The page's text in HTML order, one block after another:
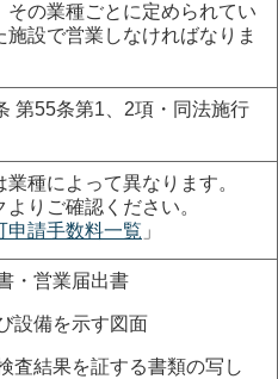
その業種ごとに定められてい
施設で営業しなければなりま
第55条第1、2項・同法施行
種によって異なります。
りご確認ください。
申請手数料一覧 」
・営業届出書
設備を示す図面
査結果を証する書類の写し